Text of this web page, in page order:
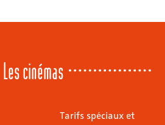
Les cinémas
Tarifs spéciaux et